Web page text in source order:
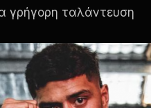
γρήγορη ταλάντευση